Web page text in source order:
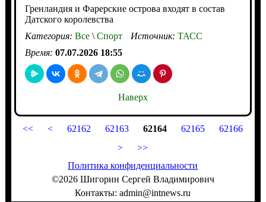
Гренландия и Фарерские острова входят в состав
Датского королевства
Категория: Все\Спорт Источник: ТАСС
Время: 07.07.2026 18:55
Наверх
<< < 62162 62163 62164 62165
62166
>
>>
Политика конфиденциальности
©2026 Шигорин Сергей Владимирович
Контакты: admin@intnews.ru